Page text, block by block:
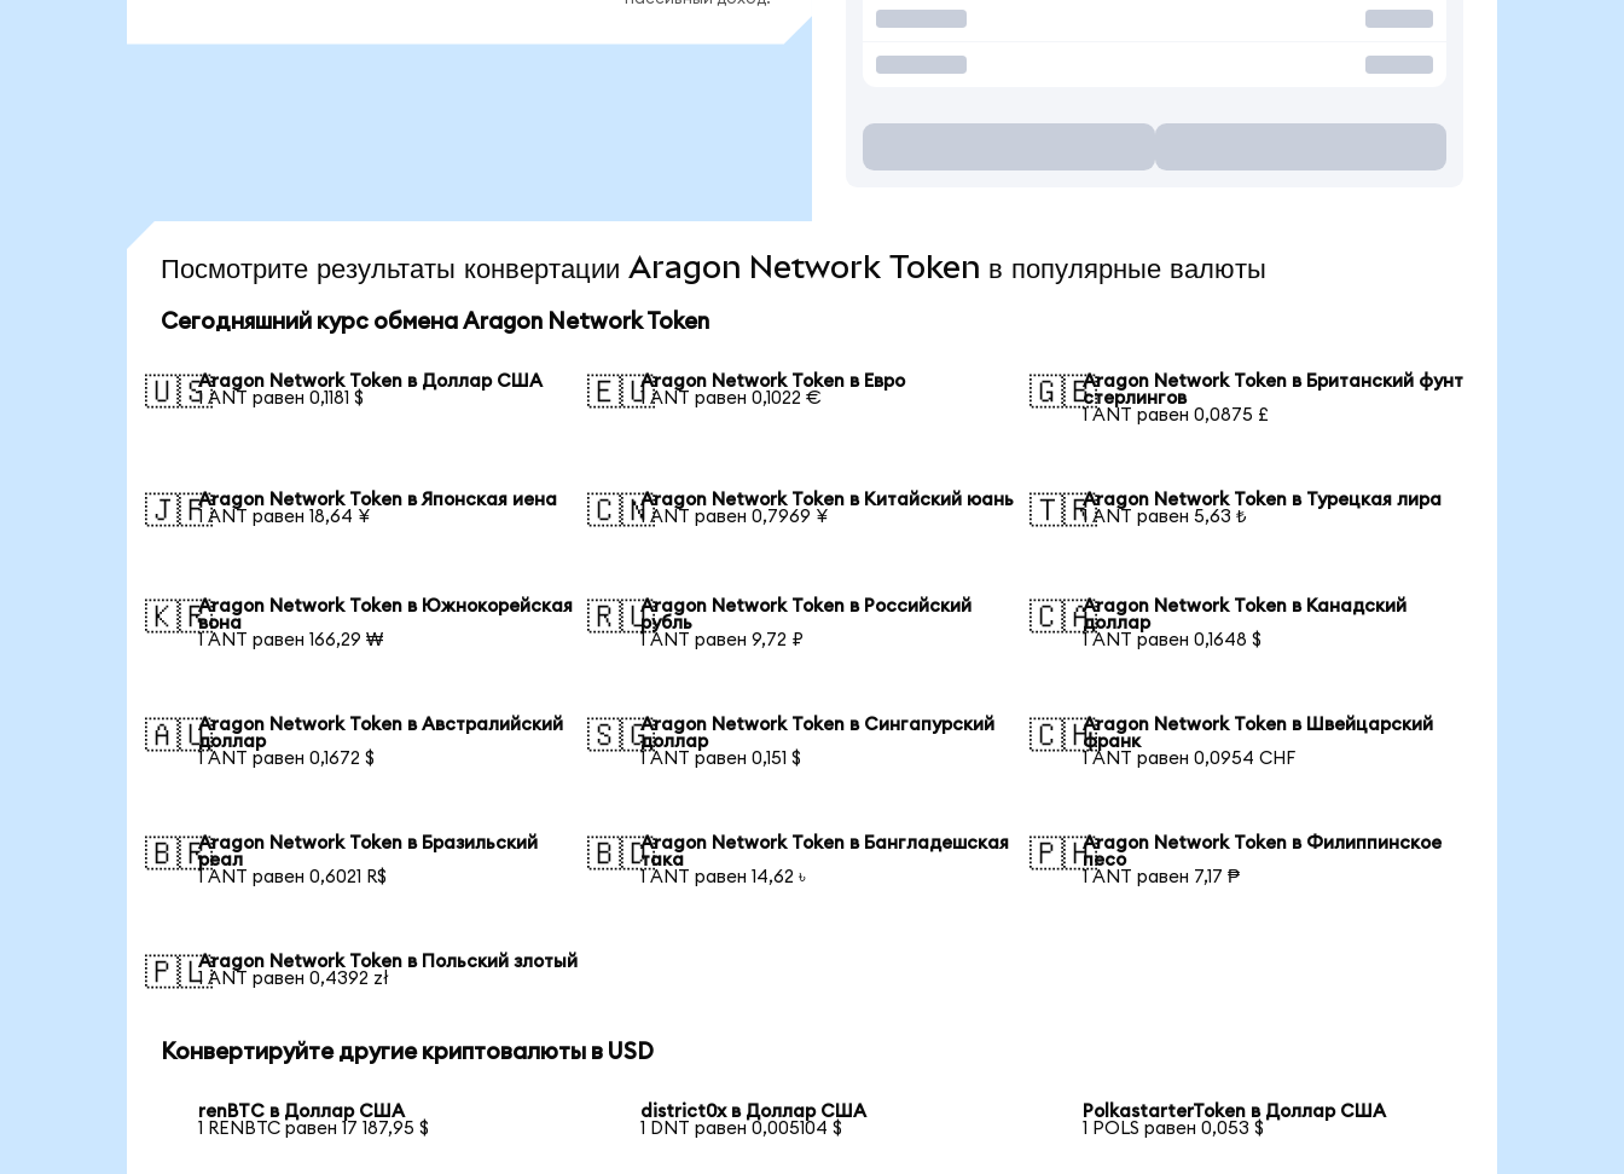
Посмотрите результаты конвертации Aragon Network Token в популярные валюты
Сегодняшний курс обмена Aragon Network Token
🇺🇸Aragon Network Token в Доллар США
1 ANT равен 0,1181 $
🇪🇺Aragon Network Token в Евро
1 ANT равен 0,1022 €
🇬🇧Aragon Network Token в Британский фунт
стерлингов
1 ANT равен 0,0875 £
🇯🇵Aragon Network Token в Японская иена
1 ANT равен 18,64 ¥
🇨🇳Aragon Network Token в Китайский юань
1 ANT равен 0,7969 ¥
🇹🇷Aragon Network Token в Турецкая лира
1 ANT равен 5,63 ₺
🇰🇷Aragon Network Token в Южнокорейская
вона
1 ANT равен 166,29 ₩
🇷🇺Aragon Network Token в Российский
рубль
1 ANT равен 9,72 ₽
🇨🇦Aragon Network Token в Канадский
доллар
1 ANT равен 0,1648 $
🇦🇺Aragon Network Token в Австралийский
доллар
1 ANT равен 0,1672 $
🇸🇬Aragon Network Token в Сингапурский
доллар
1 ANT равен 0,151 $
🇨🇭Aragon Network Token в Швейцарский
франк
1 ANT равен 0,0954 CHF
🇧🇷Aragon Network Token в Бразильский
реал
1 ANT равен 0,6021 R$
🇧🇩Aragon Network Token в Бангладешская
така
1 ANT равен 14,62 ৳
🇵🇭Aragon Network Token в Филиппинское
песо
1 ANT равен 7,17 ₱
🇵🇱Aragon Network Token в Польский злотый
1 ANT равен 0,4392 zł
Конвертируйте другие криптовалюты в USD
renBTC в Доллар США
1 RENBTC равен 17 187,95 $
district0x в Доллар США
1 DNT равен 0,005104 $
PolkastarterToken в Доллар США
1 POLS равен 0,053 $